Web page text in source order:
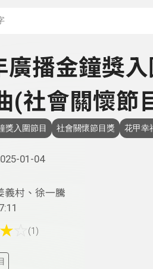
廣播金鐘獎
(社會關懷節
獎入圍節目 社會關懷節目獎 花甲幸
01-04
義村、徐一騰
★ (1)